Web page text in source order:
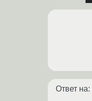
Ответ на: